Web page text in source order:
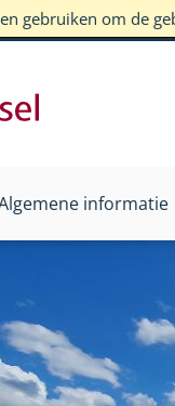
gebruiken om de
informatie